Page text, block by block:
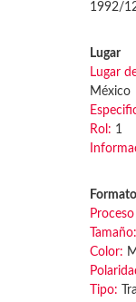
1992/
Lugar
Lugar
México
Rol: 1
Formato
Tamaño:
Color:
Tipo: